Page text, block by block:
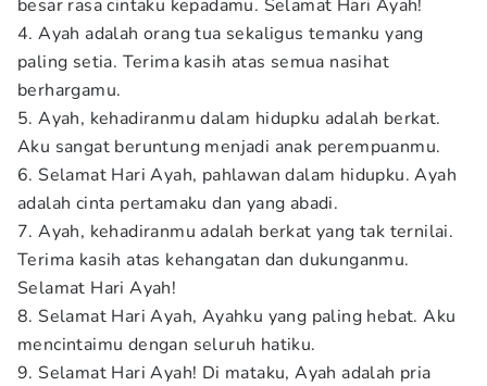
besar rasa cintaku kepadamu. Selamat Hari Ayah!
4. Ayah adalah orang tua sekaligus temanku yang
paling setia. Terima kasih atas semua nasihat
berhargamu.
5. Ayah, kehadiranmu dalam hidupku adalah berkat.
Aku sangat beruntung menjadi anak perempuanmu.
6. Selamat Hari Ayah, pahlawan dalam hidupku. Ayah
adalah cinta pertamaku dan yang abadi.
7. Ayah, kehadiranmu adalah berkat yang tak ternilai.
Terima kasih atas kehangatan dan dukunganmu.
Selamat Hari Ayah!
8. Selamat Hari Ayah, Ayahku yang paling hebat. Aku
mencintaimu dengan seluruh hatiku.
9. Selamat Hari Ayah! Di mataku, Ayah adalah pria